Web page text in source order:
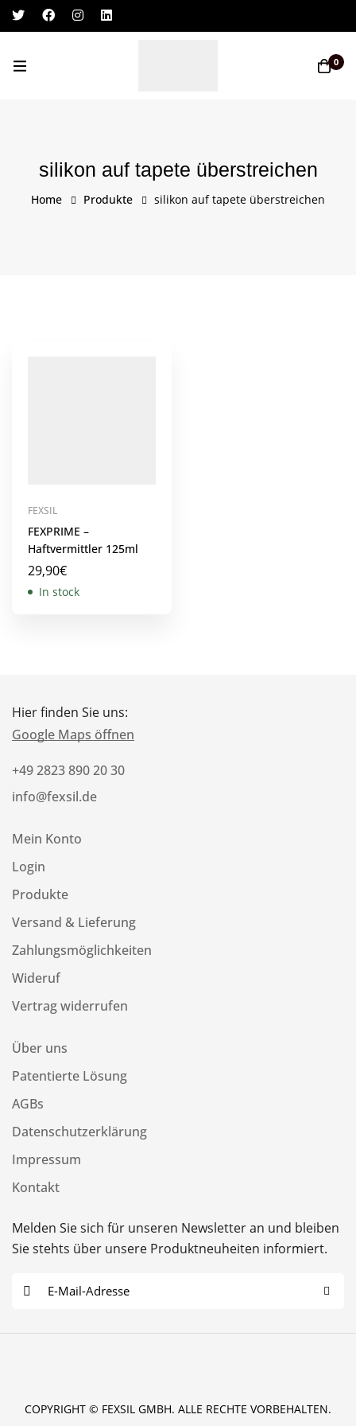
0
silikon auf tapete überstreichen
Home Produkte silikon auf tapete überstreichen
FEXSIL
FEXPRIME –
Haftvermittler 125ml
29,90€
In stock
Hier finden Sie uns:
Google Maps öffnen
+49 2823 890 20 30
info@fexsil.de
Mein Konto
Login
Produkte
Versand & Lieferung
Zahlungsmöglichkeiten
Wideruf
Vertrag widerrufen
Über uns
Patentierte Lösung
AGBs
Datenschutzerklärung
Impressum
Kontakt
Melden Sie sich für unseren Newsletter an und bleiben
Sie stehts über unsere Produktneuheiten informiert.
COPYRIGHT © FEXSIL GMBH. ALLE RECHTE VORBEHALTEN.